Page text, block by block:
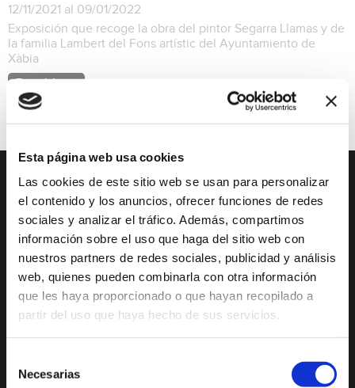
Esta página web usa cookies
Las cookies de este sitio web se usan para personalizar
el contenido y los anuncios, ofrecer funciones de redes
sociales y analizar el tráfico. Además, compartimos
información sobre el uso que haga del sitio web con
nuestros partners de redes sociales, publicidad y análisis
web, quienes pueden combinarla con otra información
que les haya proporcionado o que hayan recopilado a
partir del uso que haya hecho de sus servicios.
Necesarias
12/11/2021 al 09/01/2022
Exposición que recoge la obra del pintor Segarra Llamas y de
la familia Lambert del Fons artístic del Ayuntamiento de
Xàbia
Exposiciones
DESCUBRE XÀBIA
Mirador Virtual
Cultura y Patrimonio
Paseo por Xàbia
Histórica
Duanes de la Mar
Playa del Arenal
QUÉ HACER
Eventos todo el año
Camino del Alba
Actividades
deportivas